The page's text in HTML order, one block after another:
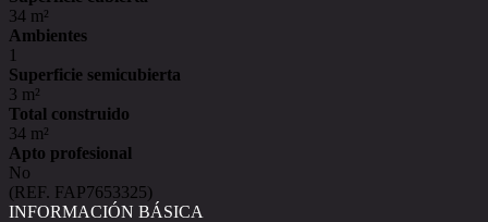
34 m²
Ambientes
1
Superficie semicubierta
3 m²
Total construido
34 m²
Apto profesional
No
(REF. FAP7653325)
INFORMACIÓN BÁSICA